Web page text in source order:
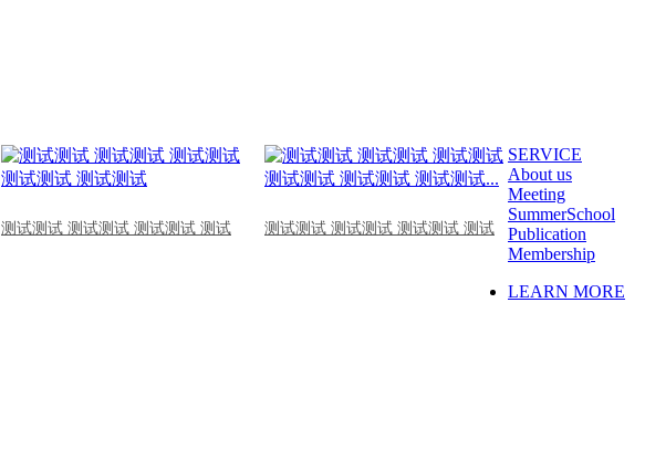
测试测试 测试测试 测试测试 测试 测试测试 测试测试 测试测试 测试
SERVICE
About us
Meeting
SummerSchool
Publication
Membership
LEARN MORE